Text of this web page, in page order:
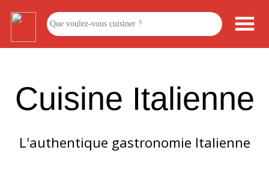
Cuisine Italienne
L'authentique gastronomie Italienne